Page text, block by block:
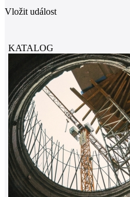
Vložit událost
KATALOG